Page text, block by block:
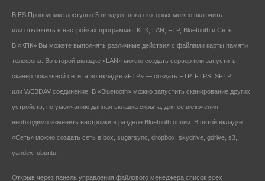
В ES Проводнике доступно 5 вкладок, показ которых можно включить
или отключить в настройках программы: КПК, LAN, FTP, Bluetooth и Сеть.
В «КПК» Вы можете выполнять различные действия с файлами карты памяти
телефона. Во второй вкладке «LAN» можно создать сервер или запустить
сканер локальной сети, а во вкладке «FTP» — создать FTP, FTPS, SFTP
или WEBDAV соединение. В «Bluetooth» можно запустить сканирование других
устройств, по умолчанию данная вкладка скрыта, для ее включения
необходимо изменить настройки в разделе Bluetooth опции. В пятой вкладке
«Сеть» можно создать сеть в box, sugarsync, dropbox, skydrive, gdrive, s3,
yandex, ubuntu.
Открыв через панель управления файлового менеджера список всех